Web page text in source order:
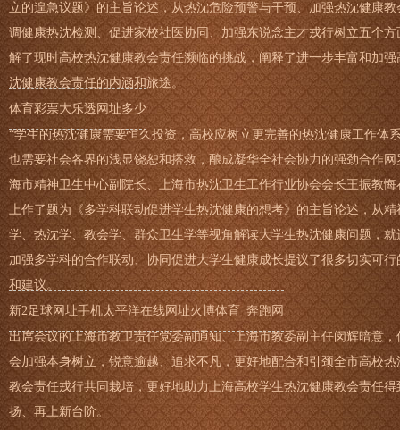
立的遑急议题》的主旨论述，从热沈危险预警与干预、加强热沈健康教
调健康热沈检测、促进家校社医协同、加强东说念主才戎行树立五个方
解了现时高校热沈健康教会责任濒临的挑战，阐释了进一步丰富和加强
沈健康教会责任的内涵和旅途。
体育彩票大乐透网址多少
“学生的热沈健康需要恒久投资，高校应树立更完善的热沈健康工作体
也需要社会各界的浅显饶恕和搭救，酿成凝华全社会协力的强劲合作网
海市精神卫生中心副院长、上海市热沈卫生工作行业协会会长王振教悔
上作了题为《多学科联动促进学生热沈健康的想考》的主旨论述，从精
学、热沈学、教会学、群众卫生学等视角解读大学生热沈健康问题，就
加强多学科的合作联动、协同促进大学生健康成长提议了很多切实可行
和建议。
新2足球网址手机太平洋在线网址火博体育_奔跑网
出席会议的上海市教卫责任党委副通知、上海市教委副主任闵辉暗意，
会加强本身树立，锐意逾越、追求不凡，更好地配合和引颈全市高校热
教会责任戎行共同栽培，更好地助力上海高校学生热沈健康教会责任得
扬、再上新台阶。